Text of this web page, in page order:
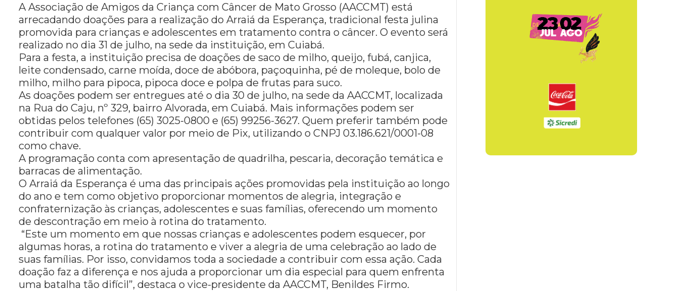
A Associação de Amigos da Criança com Câncer de Mato Grosso (AACCMT) está
arrecadando doações para a realização do Arraiá da Esperança, tradicional festa julina
promovida para crianças e adolescentes em tratamento contra o câncer. O evento será
realizado no dia 31 de julho, na sede da instituição, em Cuiabá.
Para a festa, a instituição precisa de doações de saco de milho, queijo, fubá, canjica,
leite condensado, carne moída, doce de abóbora, paçoquinha, pé de moleque, bolo de
milho, milho para pipoca, pipoca doce e polpa de frutas para suco.
As doações podem ser entregues até o dia 30 de julho, na sede da AACCMT, localizada
na Rua do Caju, nº 329, bairro Alvorada, em Cuiabá. Mais informações podem ser
obtidas pelos telefones (65) 3025-0800 e (65) 99256-3627. Quem preferir também pode
contribuir com qualquer valor por meio de Pix, utilizando o CNPJ 03.186.621/0001-08
como chave.
A programação conta com apresentação de quadrilha, pescaria, decoração temática e
barracas de alimentação.
O Arraiá da Esperança é uma das principais ações promovidas pela instituição ao longo
do ano e tem como objetivo proporcionar momentos de alegria, integração e
confraternização às crianças, adolescentes e suas famílias, oferecendo um momento
de descontração em meio à rotina do tratamento.
“Este um momento em que nossas crianças e adolescentes podem esquecer, por
algumas horas, a rotina do tratamento e viver a alegria de uma celebração ao lado de
suas famílias. Por isso, convidamos toda a sociedade a contribuir com essa ação. Cada
doação faz a diferença e nos ajuda a proporcionar um dia especial para quem enfrenta
uma batalha tão difícil”, destaca o vice-presidente da AACCMT, Benildes Firmo.